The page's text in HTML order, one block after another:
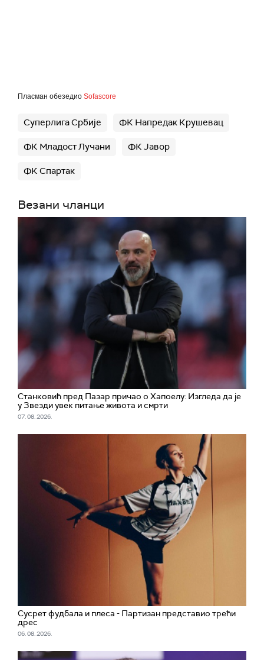
Пласман обезедио Sofascore
Суперлига Србије ФК Напредак Крушевац
ФК Младост Лучани ФК Јавор
ФК Спартак
Везани чланци
Станковић пред Пазар причао о Хапоелу: Изгледа да је
у Звезди увек питање живота и смрти
07. 08. 2026.
Сусрет фудбала и плеса - Партизан представио трећи
дрес
06. 08. 2026.